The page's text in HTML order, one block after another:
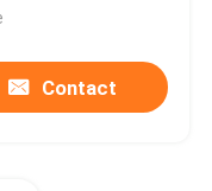
superflu
Contact